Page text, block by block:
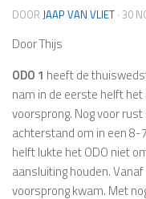
DOOR JAAP VAN VLIET · 30
Door Thijs
ODO 1 heeft de
nam in de eerste helft
voorsprong. Nog voor
achterstand om in een 8-
helft lukte het ODO niet
aansluiting houden.
voorsprong kwam. Met